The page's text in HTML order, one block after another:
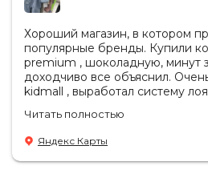
Хороший магазин, в котором
популярные бренды. Купили
premium , шоколадную, минут
доходчиво все объяснил. Очень хочется , чтоб
kidmall , выработал систему
Читать полностью
Яндекс Карты